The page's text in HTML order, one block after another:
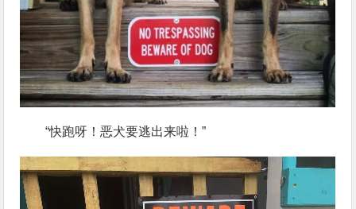
“快跑呀！恶犬要逃出来啦！”